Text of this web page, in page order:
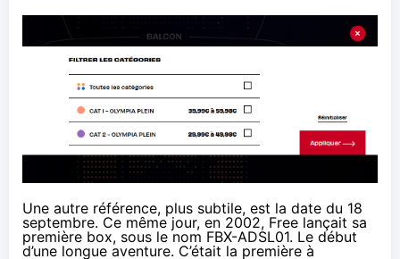
Une autre référence, plus subtile, est la date du 18
septembre. Ce même jour, en 2002, Free lançait sa
première box, sous le nom FBX-ADSL01. Le début
d’une longue aventure. C’était la première à